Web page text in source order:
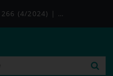
Dr. med. Mabuse Nr. 266 (4/2024) | Mabuse-Verlag